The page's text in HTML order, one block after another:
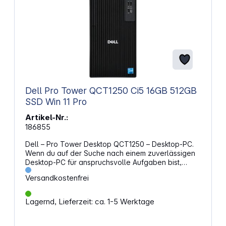
Einrichtung externer Akkupacks (optional)
Optimiertes Batteriemanagement (OBM) für eine
Dell Pro Tower QCT1250 Ci5 16GB 512GB
SSD Win 11 Pro
Artikel-Nr.:
186855
Dell – Pro Tower Desktop QCT1250 – Desktop-PC.
Wenn du auf der Suche nach einem zuverlässigen
Desktop-PC für anspruchsvolle Aufgaben bist,
findest du hier ein Modell mit ausgewogener
Ausstattung. Die Kombination aus schneller SSD,
aktuellem Prozessor und vielseitigen
Anschlussmöglichkeiten sorgt für eine solide
Grundlage im Arbeitsalltag. Leistung, die mitziehtDer
Versandkostenfrei
Lagernd, Lieferzeit: ca. 1-5 Werktage